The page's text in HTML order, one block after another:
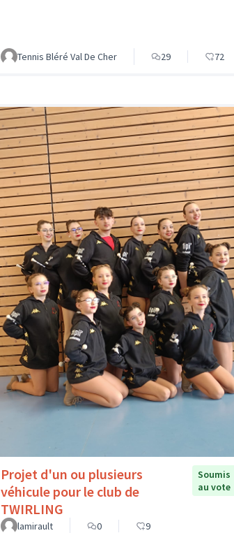
Tennis Bléré Val De Cher 29 72
Projet d'un ou plusieurs
véhicule pour le club de
TWIRLING
Soumis
au vote
lamirault 0 9